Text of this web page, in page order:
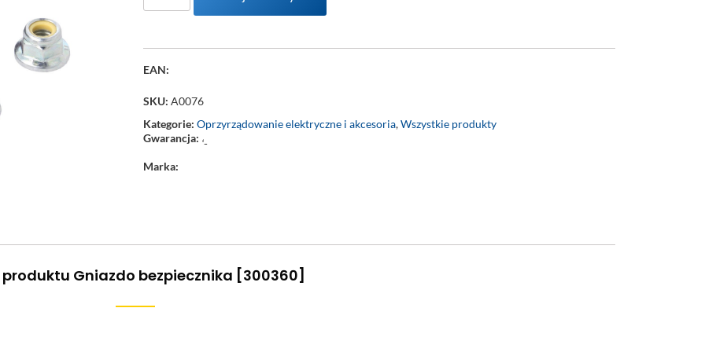
EAN:
SKU:A0076
Kategorie:Oprzyrządowanie elektryczne i akcesoria,Wszystkie produkty
Gwarancja: ‘-
Marka:
Gniazdo bezpiecznika [300360]